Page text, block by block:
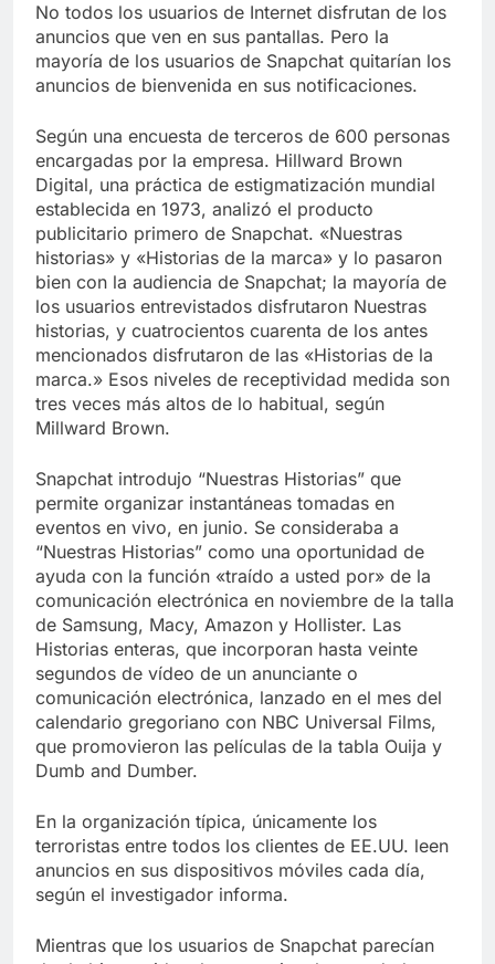
paranormales con
binoculares de visión
nocturna y reuniones de
secuestrados
7 Años Atrás
La Inteligencia Artificial
deepfake de Samsung
fabrica un clip de
7 Años Atrás
No todos los usuarios de Internet disfrutan de los
anuncios que ven en sus pantallas. Pero la
mayoría de los usuarios de Snapchat quitarían los
anuncios de bienvenida en sus notificaciones.
Según una encuesta de terceros de 600 personas
encargadas por la empresa. Hillward Brown
Digital, una práctica de estigmatización mundial
establecida en 1973, analizó el producto
publicitario primero de Snapchat. «Nuestras
historias» y «Historias de la marca» y lo pasaron
bien con la audiencia de Snapchat; la mayoría de
los usuarios entrevistados disfrutaron Nuestras
historias, y cuatrocientos cuarenta de los antes
mencionados disfrutaron de las «Historias de la
marca.» Esos niveles de receptividad medida son
tres veces más altos de lo habitual, según
Millward Brown.
Snapchat introdujo “Nuestras Historias” que
permite organizar instantáneas tomadas en
eventos en vivo, en junio. Se consideraba a
“Nuestras Historias” como una oportunidad de
ayuda con la función «traído a usted por» de la
comunicación electrónica en noviembre de la talla
de Samsung, Macy, Amazon y Hollister. Las
Historias enteras, que incorporan hasta veinte
segundos de vídeo de un anunciante o
comunicación electrónica, lanzado en el mes del
calendario gregoriano con NBC Universal Films,
que promovieron las películas de la tabla Ouija y
Dumb and Dumber.
En la organización típica, únicamente los
terroristas entre todos los clientes de EE.UU. leen
anuncios en sus dispositivos móviles cada día,
según el investigador informa.
Mientras que los usuarios de Snapchat parecían